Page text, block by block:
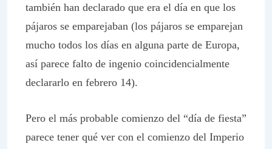
también han declarado que era el día en que los
pájaros se emparejaban (los pájaros se emparejan
mucho todos los días en alguna parte de Europa,
así parece falto de ingenio coincidencialmente
declararlo en febrero 14).
Pero el más probable comienzo del “día de fiesta”
parece tener qué ver con el comienzo del Imperio